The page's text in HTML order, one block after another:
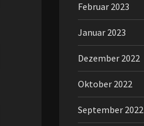
Februar 2023
Januar 2023
Dezember 2022
Oktober 2022
September 2022